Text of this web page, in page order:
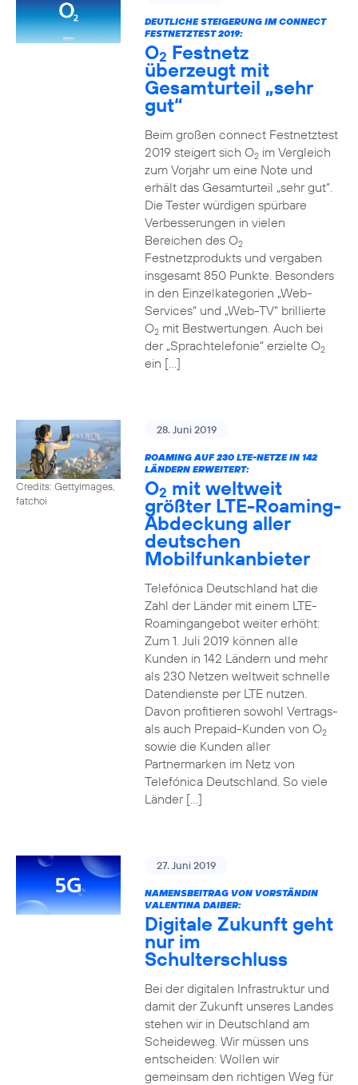
DEUTLICHE STEIGERUNG IM CONNECT
FESTNETZTEST 2019:
O2 Festnetz
überzeugt mit
Gesamturteil „sehr
gut“
Beim großen connect Festnetztest
2019 steigert sich O2im Vergleich
zum Vorjahr um eine Note und
erhält das Gesamturteil „sehr gut“.
Die Tester würdigen spürbare
Verbesserungen in vielen
Bereichen des O2
Festnetzprodukts und vergaben
insgesamt 850 Punkte. Besonders
in den Einzelkategorien „Web-
Services“ und „Web-TV“ brillierte
O2mit Bestwertungen. Auch bei
der „Sprachtelefonie“ erzielte O2
ein […]
Credits: Gettyimages,
fatchoi
28. Juni 2019
ROAMING AUF 230 LTE-NETZE IN 142
LÄNDERN ERWEITERT:
O2 mit weltweit
größter LTE-Roaming-
Abdeckung aller
deutschen
Mobilfunkanbieter
Telefónica Deutschland hat die
Zahl der Länder mit einem LTE-
Roamingangebot weiter erhöht:
Zum 1. Juli 2019 können alle
Kunden in 142 Ländern und mehr
als 230 Netzen weltweit schnelle
Datendienste per LTE nutzen.
Davon profitieren sowohl Vertrags-
als auch Prepaid-Kunden von O2
sowie die Kunden aller
Partnermarken im Netz von
Telefónica Deutschland. So viele
Länder […]
27. Juni 2019
NAMENSBEITRAG VON VORSTÄNDIN
VALENTINA DAIBER:
Digitale Zukunft geht
nur im
Schulterschluss
Bei der digitalen Infrastruktur und
damit der Zukunft unseres Landes
stehen wir in Deutschland am
Scheideweg. Wir müssen uns
entscheiden: Wollen wir
gemeinsam den richtigen Weg für